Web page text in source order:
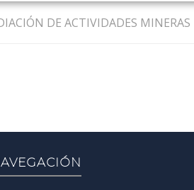
DE ACTIVIDADES MINERAS